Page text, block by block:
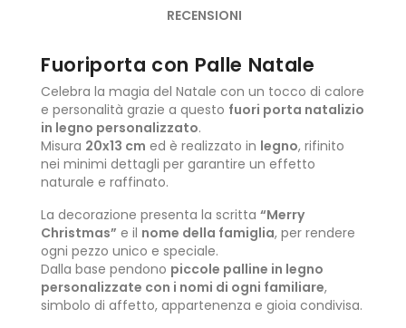
RECENSIONI
Fuoriporta con Palle Natale
Celebra la magia del Natale con un tocco di calore
e personalità grazie a questo fuori porta natalizio
in legno personalizzato.
Misura 20x13 cm ed è realizzato in legno, rifinito
nei minimi dettagli per garantire un effetto
naturale e raffinato.
La decorazione presenta la scritta “Merry
Christmas” e il nome della famiglia, per rendere
ogni pezzo unico e speciale.
Dalla base pendono piccole palline in legno
personalizzate con i nomi di ogni familiare,
simbolo di affetto, appartenenza e gioia condivisa.